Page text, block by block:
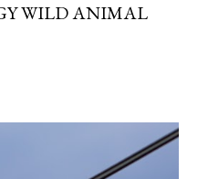
WILD ANIMAL